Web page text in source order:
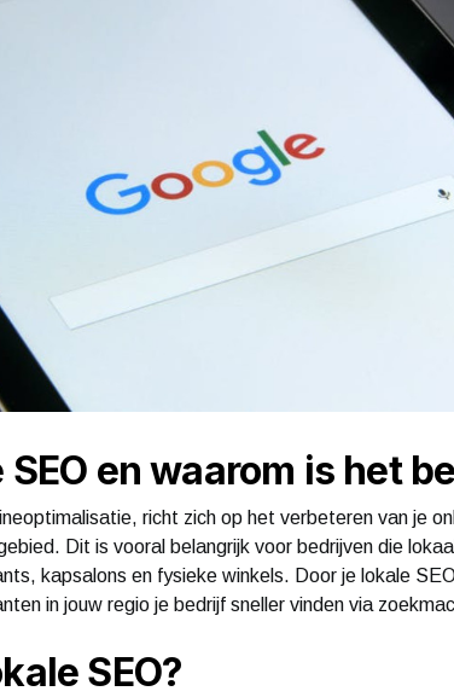
en waarom is het
richt zich op het verbeteren van je
Dit is vooral belangrijk voor bedrijven die
kapsalons en fysieke winkels. Door je lokale
in jouw regio je bedrijf sneller vinden via
SEO?